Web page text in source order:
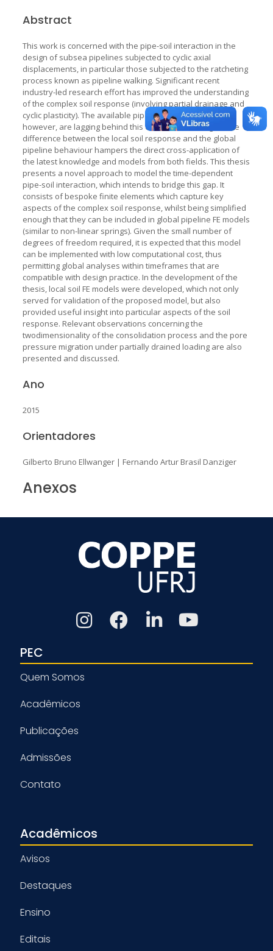
Abstract
This work is concerned with the pipe-soil interaction in the
design of subsea pipelines subjected to cyclic axial
displacements, in particular those subjected to the ratcheting
process known as pipeline walking. Significant recent
industry-led research effort has improved the understanding
of the complex soil response (involving partial drainage and
cyclic plasticity). The available pipeline analysis tools,
however, are lagging behind this evolution. The large scale
difference between the local soil response and the global
pipeline behaviour hampers the direct cross-application of
the latest knowledge and models from both fields. This thesis
presents a novel approach to model the time-dependent
pipe-soil interaction, which intends to bridge this gap. It
consists of bespoke finite elements which capture key
aspects of the complex soil response, whilst being simplified
enough that they can be included in global pipeline FE models
(similar to non-linear springs). Given the small number of
degrees of freedom required, it is expected that this model
can be implemented with low computational cost, thus
permitting global analyses within timeframes that are
compatible with design practice. In the development of the
thesis, local soil FE models were developed, which not only
served for validation of the proposed model, but also
provided useful insight into particular aspects of the soil
response. Relevant observations concerning the
twodimensionality of the consolidation process and the pore
pressure migration under partially drained loading are also
presented and discussed.
Ano
2015
Orientadores
Gilberto Bruno Ellwanger| Fernando Artur Brasil Danziger
Anexos
PEC
Quem Somos
Acadêmicos
Publicações
Admissões
Contato
Acadêmicos
Avisos
Destaques
Ensino
Editais